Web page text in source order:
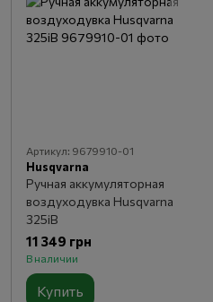
Артикул: 9679910-01
Husqvarna
Ручная аккумуляторная
воздуходувка Husqvarna
325iB
11 349 грн
В наличии
Купить